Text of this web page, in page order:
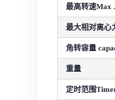
最高转速Max
最大相对离心
角转容量
重量
定时范围